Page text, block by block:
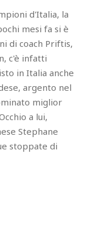
d'Italia, la
mesi fa si è
di coach Priftis,
c'è infatti
in Italia anche
argento nel
miglior
a lui,
Stephane
stoppate di